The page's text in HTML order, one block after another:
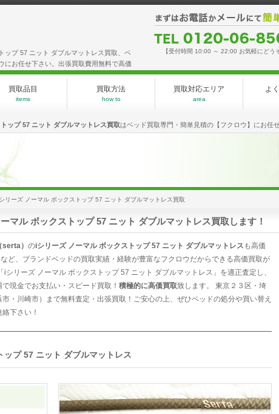
ップ 57 ニット ダブルマットレス買取、ベ
にお任せ下さい。出張買取費用無料で高価
【受付時間 10:00 ～ 22:00 お気軽にどうぞ
買取品目
items
買取方法
how to
買取対応エリア
area
よ
ップ 57 ニット ダブルマットレス買取はベッド買取専門・簡単見積の【フクロウ】にお任
リーズ ノーマル ボックストップ 57 ニット ダブルマットレス買取
マル ボックストップ 57 ニット ダブルマットレス買取します！
） のiシリーズ ノーマル ボックストップ 57 ニット ダブルマットレス も高価
など、ブランドベッドの買取実績・経験が豊富なフクロウだからできる高価買取が
シリーズ ノーマル ボックストップ 57 ニット ダブルマットレス」を適正査定し、
現金でお支払い・スピード買取！ 積極的に高価買取致します。 東京２３区・埼
・川崎市）まで無料査定・出張買取！ご安心の上、ぜひベッドの処分や買い替え
下さい！
プ 57 ニット ダブルマットレス